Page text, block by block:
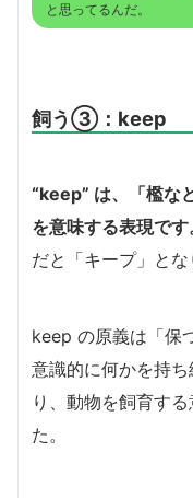
と思ってるんだ。
飼う③：keep
“keep” は、「檻な
を意味する表現です
だと「キープ」とな
keep の原義は「保
意識的に何かを持
り、動物を飼育す
た。